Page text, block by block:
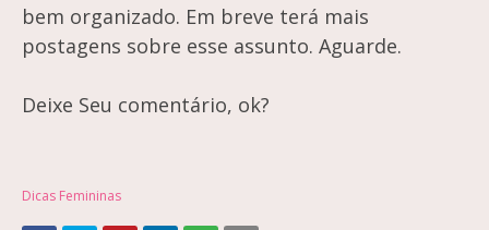
bem organizado. Em breve terá mais
postagens sobre esse assunto. Aguarde.
Deixe Seu comentário, ok?
Dicas Femininas